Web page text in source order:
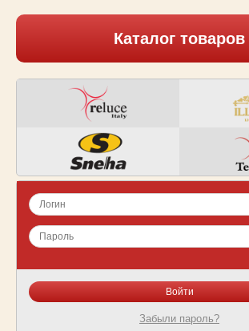
Каталог товаров
Забыли пароль?